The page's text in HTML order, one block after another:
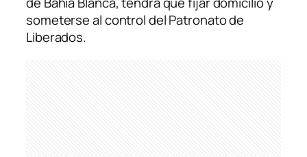
someterse al control del Patronato de
Liberados.